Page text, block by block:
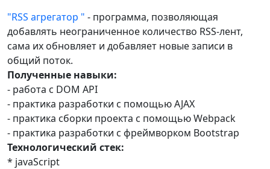
"RSS агрегатор " - программа, позволяющая
добавлять неограниченное количество RSS-лент,
сама их обновляет и добавляет новые записи в
общий поток.
Полученные навыки:
- работа с DOM API
- практика разработки с помощью AJAX
- практика сборки проекта с помощью Webpack
- практика разработки с фреймворком Bootstrap
Технологический стек:
* javaScript